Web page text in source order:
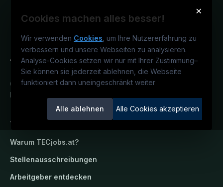
×
Cookies machen alles besser!
Wir verwenden Cookies , um Ihre Nutzererfahrung zu
verbessern und unsere Webseiten zu analysieren.
Analyse-Cookies setzen wir nur mit Ihrer Zustimmung–
Sie können sie jederzeit ablehnen, die Webseite
funktioniert dann uneingeschränkt weiter
Alle ablehnen Alle Cookies akzeptieren
Österreichs technisches Karriereportal.
Ein Service der candidatis GmbH.
TECjobs.at
Warum TECjobs.at?
Stellenausschreibungen
Arbeitgeber entdecken